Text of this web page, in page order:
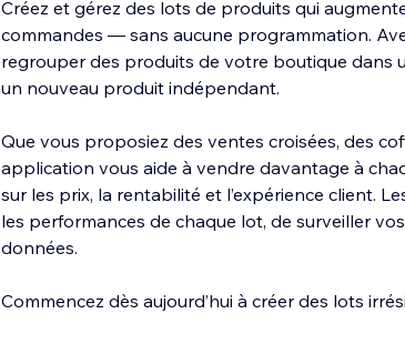
Créez et gérez des lots de produits qui
commandes — sans aucune programmation.
regrouper des produits de votre boutique dans
un nouveau produit indépendant.
Que vous proposiez des ventes croisées, des
application vous aide à vendre davantage à
sur les prix, la rentabilité et l’expérience client.
les performances de chaque lot, de surveiller
données.
Commencez dès aujourd’hui à créer des lots